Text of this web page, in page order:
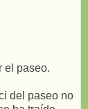
el paseo.
del paseo no